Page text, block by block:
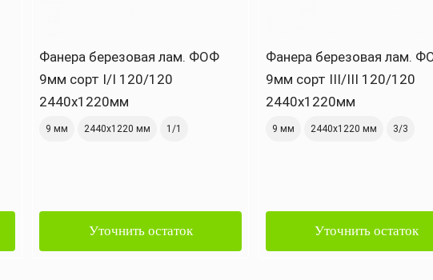
Фанера березовая лам. ФОФ
9мм сорт I/I 120/120
2440х1220мм
9 мм 2440х1220 мм 1/1
Уточнить остаток
Фанера березовая лам.
9мм сорт III/III 120/120
2440х1220мм
9 мм 2440х1220 мм 3/3
Уточнить остаток